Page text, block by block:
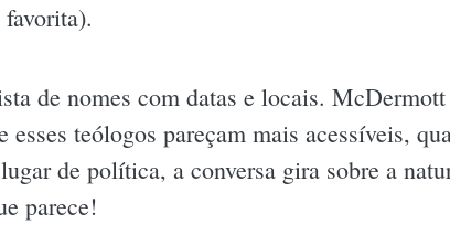
de nomes com datas e locais. McDermott
teólogos pareçam mais acessíveis,
de política, a conversa gira sobre a
parece!